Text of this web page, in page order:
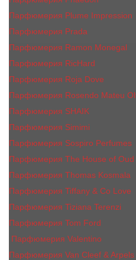
Парфюмерия Plume Impression
Парфюмерия Prada
Парфюмерия Ramon Monegal
Парфюмерия RicHard
Парфюмерия Roja Dove
Парфюмерия Rosendo Mateu
Парфюмерия SHAIK
Парфюмерия Simimi
Парфюмерия Sospiro Perfumes
Парфюмерия The House of Oud
Парфюмерия Thomas Kosmala
Парфюмерия Tiffany & Co Love
Парфюмерия Tiziana Terenzi
Парфюмерия Tom Ford
Парфюмерия Valentino
Парфюмерия Van Cleef & Arpels